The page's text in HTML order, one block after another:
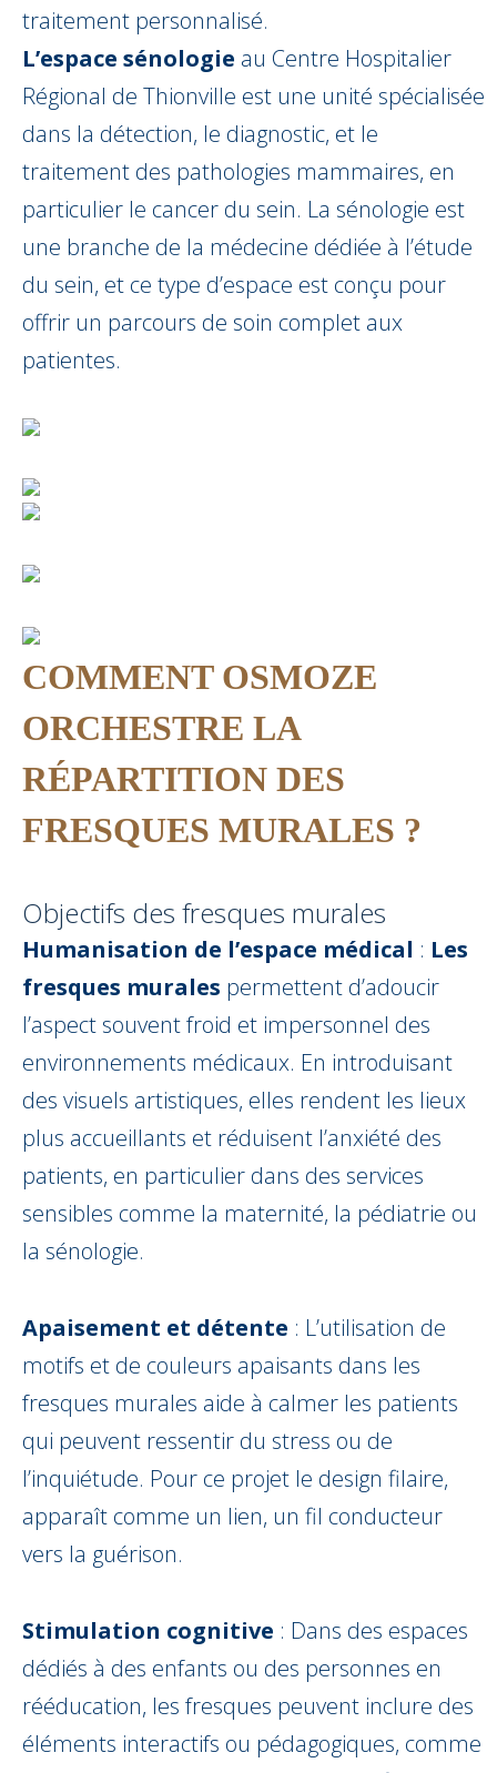
traitement personnalisé.
L’espace sénologie au Centre Hospitalier
Régional de Thionville est une unité spécialisée
dans la détection, le diagnostic, et le
traitement des pathologies mammaires, en
particulier le cancer du sein. La sénologie est
une branche de la médecine dédiée à l’étude
du sein, et ce type d’espace est conçu pour
offrir un parcours de soin complet aux
patientes.
COMMENT OSMOZE
ORCHESTRE LA
RÉPARTITION DES
FRESQUES MURALES ?
Objectifs des fresques murales
Humanisation de l’espace médical : Les
fresques murales permettent d’adoucir
l’aspect souvent froid et impersonnel des
environnements médicaux. En introduisant
des visuels artistiques, elles rendent les lieux
plus accueillants et réduisent l’anxiété des
patients, en particulier dans des services
sensibles comme la maternité, la pédiatrie ou
la sénologie.
Apaisement et détente : L’utilisation de
motifs et de couleurs apaisants dans les
fresques murales aide à calmer les patients
qui peuvent ressentir du stress ou de
l’inquiétude. Pour ce projet le design filaire,
apparaît comme un lien, un fil conducteur
vers la guérison.
Stimulation cognitive : Dans des espaces
dédiés à des enfants ou des personnes en
rééducation, les fresques peuvent inclure des
éléments interactifs ou pédagogiques, comme